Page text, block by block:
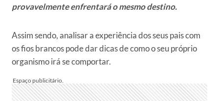
provavelmente enfrentará o mesmo destino.
Assim sendo, analisar a experiência dos seus pais com
os fios brancos pode dar dicas de como o seu próprio
organismo irá se comportar.